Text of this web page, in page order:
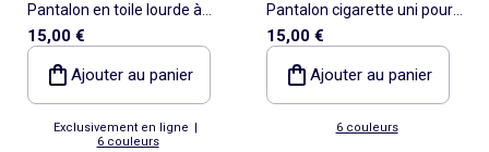
Pantalon en toile lourde à
coupe cigarette pour femme
15,00 €
Ajouter au panier
Exclusivement en ligne |
6 couleurs
Pantalon cigarette uni pour
femme
15,00 €
Ajouter au panier
6 couleurs